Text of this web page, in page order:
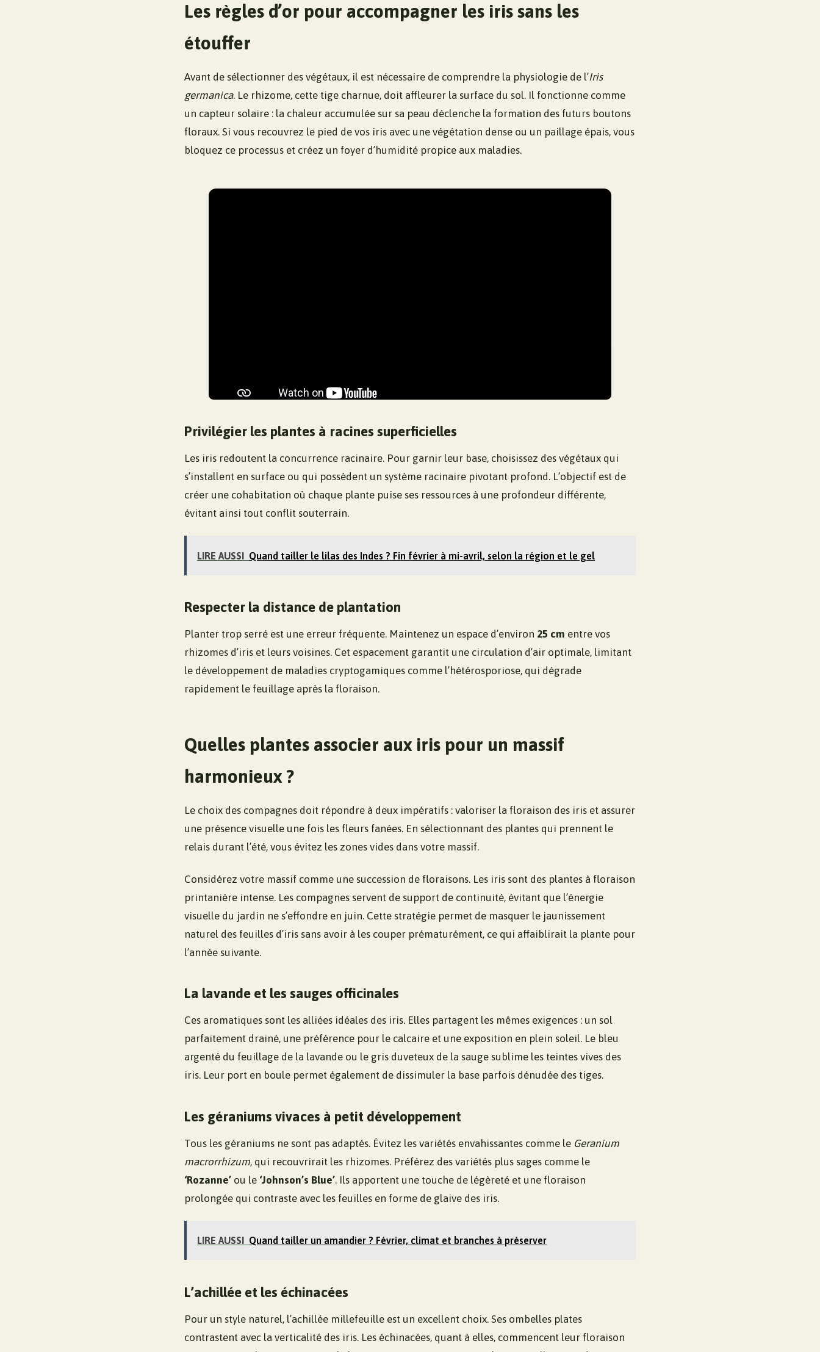
Les règles d’or pour accompagner les iris sans les
étouffer
Avant de sélectionner des végétaux, il est nécessaire de comprendre la physiologie de l’Iris
germanica. Le rhizome, cette tige charnue, doit affleurer la surface du sol. Il fonctionne comme
un capteur solaire : la chaleur accumulée sur sa peau déclenche la formation des futurs boutons
floraux. Si vous recouvrez le pied de vos iris avec une végétation dense ou un paillage épais, vous
bloquez ce processus et créez un foyer d’humidité propice aux maladies.
Privilégier les plantes à racines superficielles
Les iris redoutent la concurrence racinaire. Pour garnir leur base, choisissez des végétaux qui
s’installent en surface ou qui possèdent un système racinaire pivotant profond. L’objectif est de
créer une cohabitation où chaque plante puise ses ressources à une profondeur différente,
évitant ainsi tout conflit souterrain.
LIRE AUSSI Quand tailler le lilas des Indes ? Fin février à mi-avril, selon la région et le gel
Respecter la distance de plantation
Planter trop serré est une erreur fréquente. Maintenez un espace d’environ 25 cm entre vos
rhizomes d’iris et leurs voisines. Cet espacement garantit une circulation d’air optimale, limitant
le développement de maladies cryptogamiques comme l’hétérosporiose, qui dégrade
rapidement le feuillage après la floraison.
Quelles plantes associer aux iris pour un massif
harmonieux ?
Le choix des compagnes doit répondre à deux impératifs : valoriser la floraison des iris et assurer
une présence visuelle une fois les fleurs fanées. En sélectionnant des plantes qui prennent le
relais durant l’été, vous évitez les zones vides dans votre massif.
Considérez votre massif comme une succession de floraisons. Les iris sont des plantes à floraison
printanière intense. Les compagnes servent de support de continuité, évitant que l’énergie
visuelle du jardin ne s’effondre en juin. Cette stratégie permet de masquer le jaunissement
naturel des feuilles d’iris sans avoir à les couper prématurément, ce qui affaiblirait la plante pour
l’année suivante.
La lavande et les sauges officinales
Ces aromatiques sont les alliées idéales des iris. Elles partagent les mêmes exigences : un sol
parfaitement drainé, une préférence pour le calcaire et une exposition en plein soleil. Le bleu
argenté du feuillage de la lavande ou le gris duveteux de la sauge sublime les teintes vives des
iris. Leur port en boule permet également de dissimuler la base parfois dénudée des tiges.
Les géraniums vivaces à petit développement
Tous les géraniums ne sont pas adaptés. Évitez les variétés envahissantes comme le Geranium
macrorrhizum, qui recouvrirait les rhizomes. Préférez des variétés plus sages comme le
‘Rozanne’ ou le ‘Johnson’s Blue’. Ils apportent une touche de légèreté et une floraison
prolongée qui contraste avec les feuilles en forme de glaive des iris.
LIRE AUSSI Quand tailler un amandier ? Février, climat et branches à préserver
L’achillée et les échinacées
Pour un style naturel, l’achillée millefeuille est un excellent choix. Ses ombelles plates
contrastent avec la verticalité des iris. Les échinacées, quant à elles, commencent leur floraison